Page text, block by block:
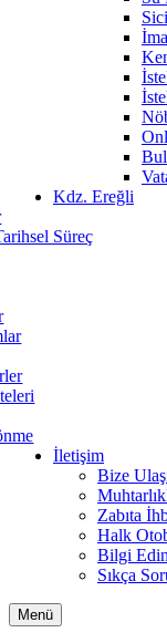
Kdz. Ereğli
Süreç
İletişim
Bize
Zabıta
Halk
Bilgi
Sıkça
Menü